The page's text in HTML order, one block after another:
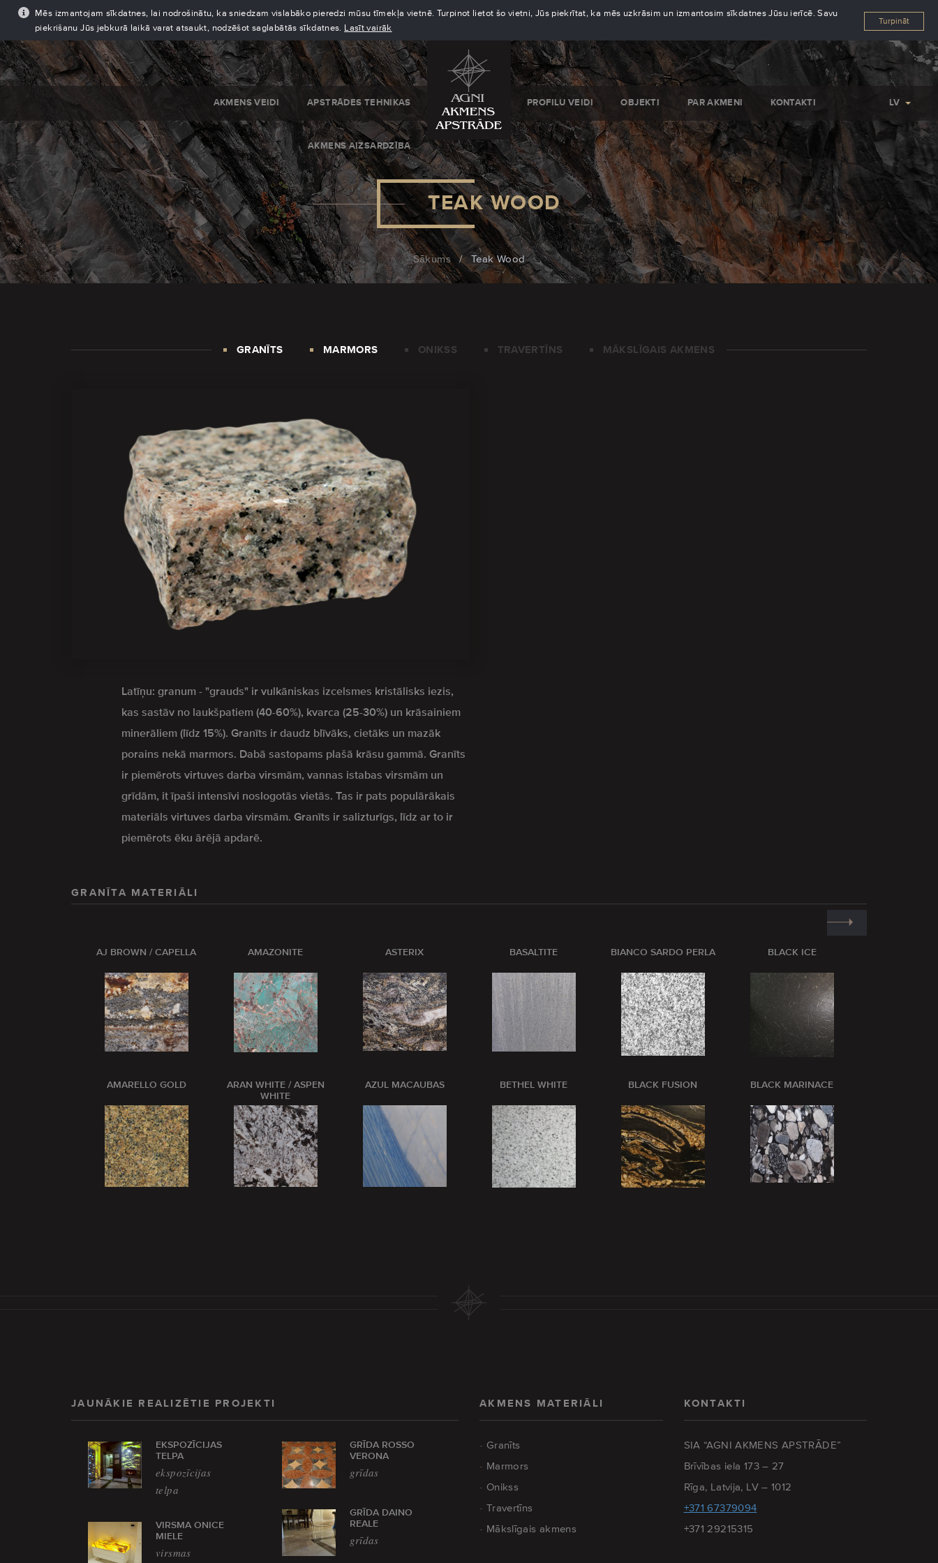
Mēs izmantojam sīkdatnes, lai nodrošinātu, ka sniedzam vislabāko pieredzi mūsu tīmekļa vietnē. Turpinot lietot šo vietni, Jūs piekrītat, ka mēs uzkrāsim un izmantosim sīkdatnes Jūsu ierīcē. Savu
piekrišanu Jūs jebkurā laikā varat atsaukt, nodzēšot saglabātās sīkdatnes. Lasīt vairāk
Turpināt
AKMENS VEIDI APSTRĀDES TEHNIKAS
AKMENS AIZSARDZĪBA
PROFILU VEIDI OBJEKTI PAR AKMENI KONTAKTI LV
TEAK WOOD
Sākums / Teak Wood
GRANĪTS MARMORS ONIKSS TRAVERTĪNS MĀKSLĪGAIS AKMENS
Latīņu: granum - "grauds" ir vulkāniskas izcelsmes kristālisks iezis,
kas sastāv no laukšpatiem (40-60%), kvarca (25-30%) un krāsainiem
minerāliem (līdz 15%). Granīts ir daudz blīvāks, cietāks un mazāk
porains nekā marmors. Dabā sastopams plašā krāsu gammā. Granīts
ir piemērots virtuves darba virsmām, vannas istabas virsmām un
grīdām, it īpaši intensīvi noslogotās vietās. Tas ir pats populārākais
materiāls virtuves darba virsmām. Granīts ir salizturīgs, līdz ar to ir
piemērots ēku ārējā apdarē.
GRANĪTA MATERIĀLI
AJ BROWN / CAPELLA
AMARELLO GOLD
AMAZONITE
ARAN WHITE / ASPEN
WHITE
ASTERIX
AZUL MACAUBAS
BASALTITE
BETHEL WHITE
BIANCO SARDO PERLA
BLACK FUSION
BLACK ICE
BLACK MARINACE
JAUNĀKIE REALIZĒTIE PROJEKTI
EKSPOZĪCIJAS
TELPA
ekspozīcijas
telpa
VIRSMA ONICE
MIELE
virsmas
GRĪDA ROSSO
VERONA
grīdas
GRĪDA DAINO
REALE
grīdas
AKMENS MATERIĀLI
Granīts
Marmors
Onikss
Travertīns
Mākslīgais akmens
KONTAKTI
SIA “AGNI AKMENS APSTRĀDE”
Brīvības iela 173 – 27
Rīga, Latvija, LV – 1012
+371 67379094
+371 29215315